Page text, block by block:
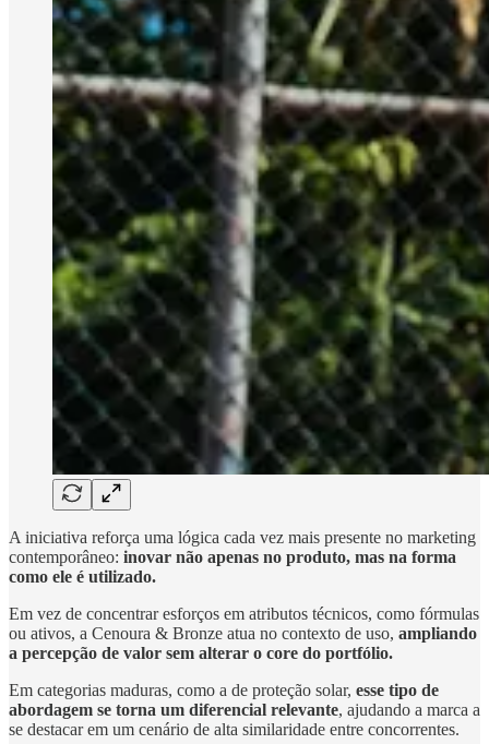
A iniciativa reforça uma lógica cada vez mais presente no marketing
contemporâneo: inovar não apenas no produto, mas na forma
como ele é utilizado.
Em vez de concentrar esforços em atributos técnicos, como fórmulas
ou ativos, a Cenoura & Bronze atua no contexto de uso, ampliando
a percepção de valor sem alterar o core do portfólio.
Em categorias maduras, como a de proteção solar, esse tipo de
abordagem se torna um diferencial relevante, ajudando a marca a
se destacar em um cenário de alta similaridade entre concorrentes.